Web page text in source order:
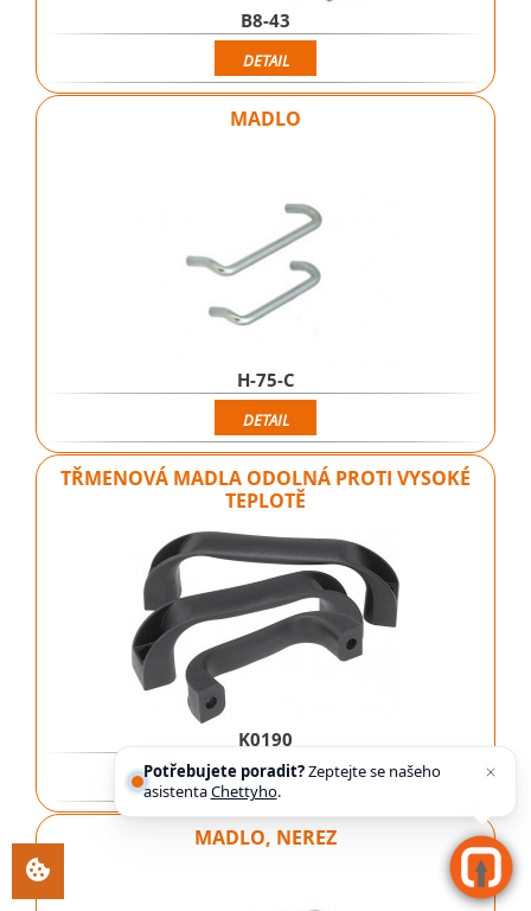
B8-43
DETAIL
MADLO
H-75-C
DETAIL
TŘMENOVÁ MADLA ODOLNÁ PROTI VYSOKÉ
TEPLOTĚ
K0190
DETAIL
MADLO, NEREZ
Potřebujete poradit?Zeptejte se našeho
asistentaChettyho.